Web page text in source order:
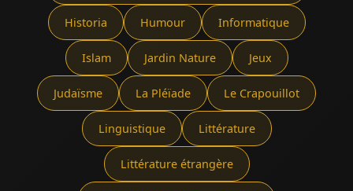
Historia Humour Informatique
Islam Jardin Nature Jeux
Judaïsme La Pléïade Le Crapouillot
Linguistique Littérature
Littérature étrangère